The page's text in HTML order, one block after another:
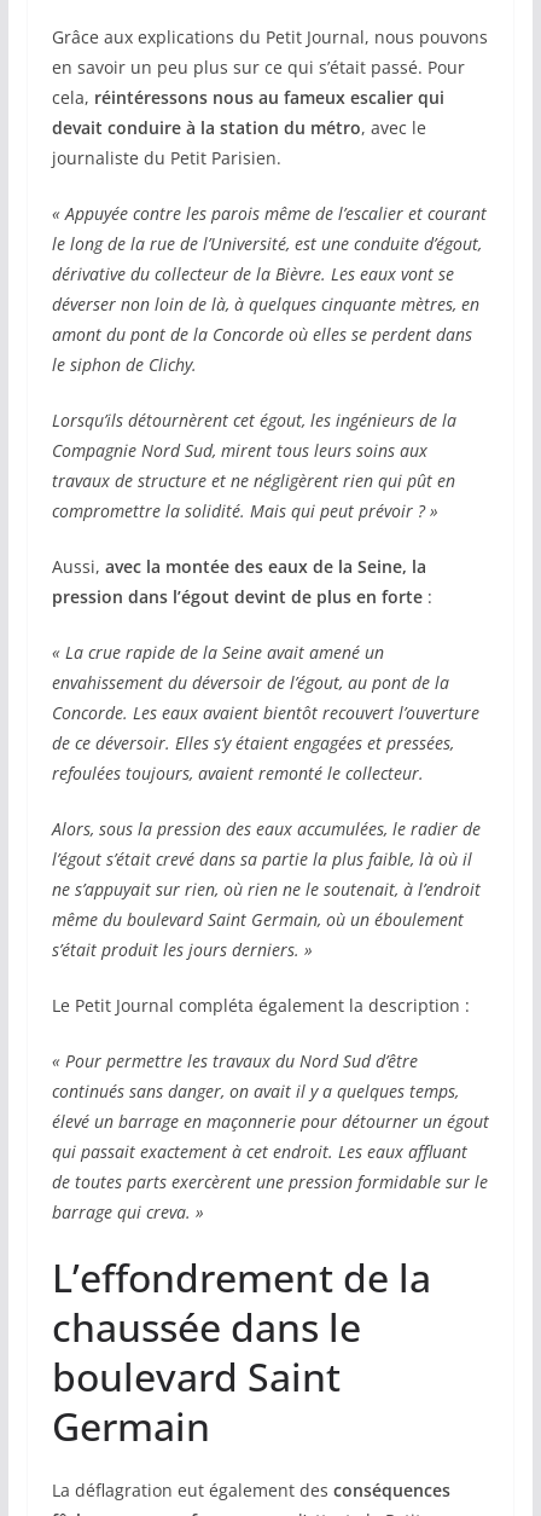
Grâce aux explications du Petit Journal, nous pouvons
en savoir un peu plus sur ce qui s’était passé. Pour
cela, réintéressons nous au fameux escalier qui
devait conduire à la station du métro, avec le
journaliste du Petit Parisien.
« Appuyée contre les parois même de l’escalier et courant
le long de la rue de l’Université, est une conduite d’égout,
dérivative du collecteur de la Bièvre. Les eaux vont se
déverser non loin de là, à quelques cinquante mètres, en
amont du pont de la Concorde où elles se perdent dans
le siphon de Clichy.
Lorsqu’ils détournèrent cet égout, les ingénieurs de la
Compagnie Nord Sud, mirent tous leurs soins aux
travaux de structure et ne négligèrent rien qui pût en
compromettre la solidité. Mais qui peut prévoir ? »
Aussi, avec la montée des eaux de la Seine, la
pression dans l’égout devint de plus en forte:
« La crue rapide de la Seine avait amené un
envahissement du déversoir de l’égout, au pont de la
Concorde. Les eaux avaient bientôt recouvert l’ouverture
de ce déversoir. Elles s’y étaient engagées et pressées,
refoulées toujours, avaient remonté le collecteur.
Alors, sous la pression des eaux accumulées, le radier de
l’égout s’était crevé dans sa partie la plus faible, là où il
ne s’appuyait sur rien, où rien ne le soutenait, à l’endroit
même du boulevard Saint Germain, où un éboulement
s’était produit les jours derniers. »
Le Petit Journal compléta également la description :
« Pour permettre les travaux du Nord Sud d’être
continués sans danger, on avait il y a quelques temps,
élevé un barrage en maçonnerie pour détourner un égout
qui passait exactement à cet endroit. Les eaux affluant
de toutes parts exercèrent une pression formidable sur le
barrage qui creva. »
L’effondrement de la
chaussée dans le
boulevard Saint
Germain
La déflagration eut également des conséquences